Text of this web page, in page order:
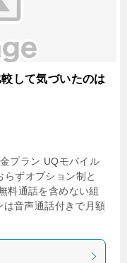
して気づいたのは
プラン UQモバイル
ずオプション制と
料通話を含めない組
音声通話付きで月額